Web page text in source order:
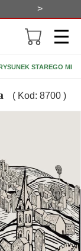
>
STAREGO
( Kod: 8700 )